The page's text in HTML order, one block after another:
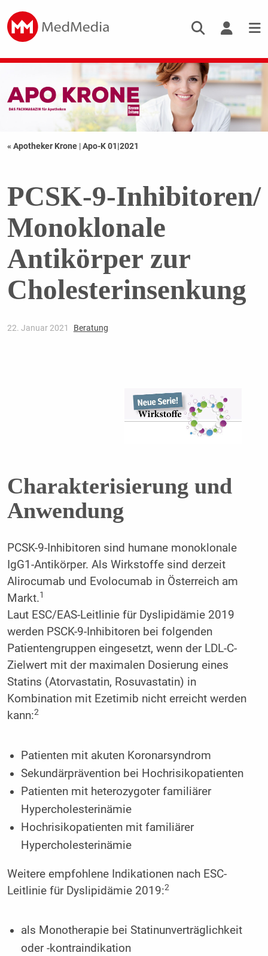
« Apotheker Krone |Apo-K 01|2021
PCSK-9-Inhibitoren/
Monoklonale
Antikörper zur
Cholesterinsenkung
22. Januar 2021 Beratung
Charakterisierung und
Anwendung
PCSK-9-Inhibitoren sind humane monoklonale
IgG1-Antikörper. Als Wirkstoffe sind derzeit
Alirocumab und Evolocumab in Österreich am
Markt.1
Laut ESC/EAS-Leitlinie für Dyslipidämie 2019
werden PSCK-9-Inhibitoren bei folgenden
Patientengruppen eingesetzt, wenn der LDL-C-
Zielwert mit der maximalen Dosierung eines
Statins (Atorvastatin, Rosuvastatin) in
Kombination mit Ezetimib nicht erreicht werden
kann:2
Patienten mit akuten Koronarsyndrom
Sekundärprävention bei Hochrisikopatienten
Patienten mit heterozygoter familiärer
Hypercholesterinämie
Hochrisikopatienten mit familiärer
Hypercholesterinämie
Weitere empfohlene Indikationen nach ESC-
Leitlinie für Dyslipidämie 2019:2
als Monotherapie bei Statinunverträglichkeit
oder -kontraindikation